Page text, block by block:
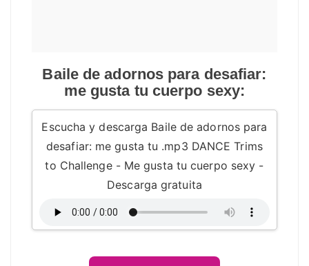
Baile de adornos para desafiar:
me gusta tu cuerpo sexy:
Escucha y descarga Baile de adornos para
desafiar: me gusta tu .mp3 DANCE Trims
to Challenge - Me gusta tu cuerpo sexy -
Descarga gratuita